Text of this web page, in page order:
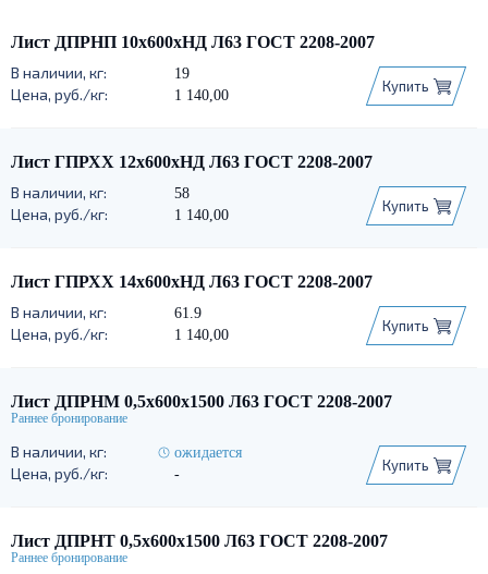
Лист ДПРНП 10х600хНД Л63 ГОСТ 2208-2007
19
1 140,00
Купить
Лист ГПРХХ 12х600хНД Л63 ГОСТ 2208-2007
58
1 140,00
Купить
Лист ГПРХХ 14х600хНД Л63 ГОСТ 2208-2007
61.9
1 140,00
Купить
Лист ДПРНМ 0,5х600х1500 Л63 ГОСТ 2208-2007
ожидается
-
Купить
Лист ДПРНТ 0,5х600х1500 Л63 ГОСТ 2208-2007